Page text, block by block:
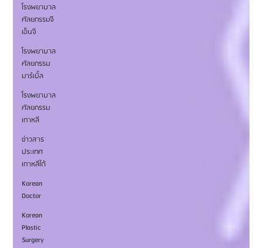
โรงพยาบาล
ศัลยกรรมจี
เอ็นจี
โรงพยาบาล
ศัลยกรรม
มาร์เบิ้ล
โรงพยาบาล
ศัลยกรรม
เกาหลี
ข่าวสาร
ประเทศ
เกาหลีใต้
Korean
Doctor
Korean
Plastic
Surgery